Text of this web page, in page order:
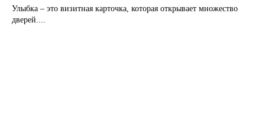
Улыбка – это визитная карточка, которая открывает множество
дверей....